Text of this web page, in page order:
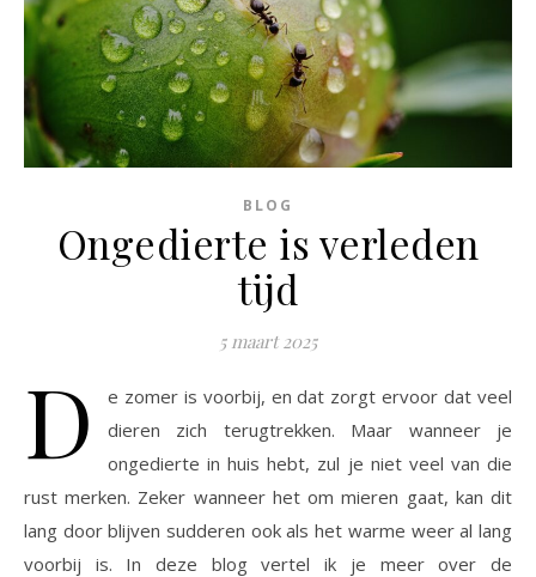
BLOG
Ongedierte is verleden
tijd
5 maart 2025
D
e zomer is voorbij, en dat zorgt ervoor dat veel
dieren zich terugtrekken. Maar wanneer je
ongedierte in huis hebt, zul je niet veel van die
rust merken. Zeker wanneer het om mieren gaat, kan dit
lang door blijven sudderen ook als het warme weer al lang
voorbij is. In deze blog vertel ik je meer over de